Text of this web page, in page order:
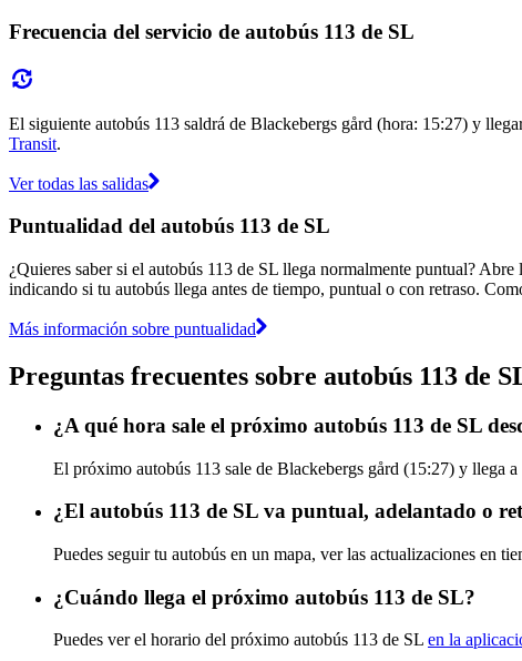
Frecuencia del servicio de autobús 113 de SL
El siguiente autobús 113 saldrá de Blackebergs gård (hora: 15:27) y
Transit.
Ver todas las salidas
Puntualidad del autobús 113 de SL
¿Quieres saber si el autobús 113 de SL llega normalmente puntual? Abre
indicando si tu autobús llega antes de tiempo, puntual o con retraso.
Más información sobre puntualidad
Preguntas frecuentes sobre autobús 113 de
¿A qué hora sale el próximo autobús 113 de SL
El próximo autobús 113 sale de Blackebergs gård (15:27) y llega
¿El autobús 113 de SL va puntual, adelantado o
Puedes seguir tu autobús en un mapa, ver las actualizaciones en
¿Cuándo llega el próximo autobús 113 de SL?
Puedes ver el horario del próximo autobús 113 de SL en la